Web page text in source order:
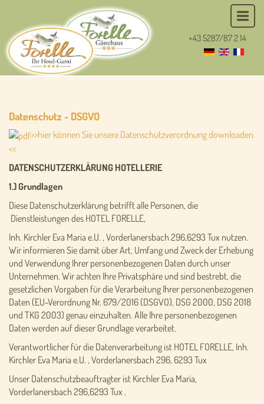
+43 5287/87 2 14
Datenschutz - DSGVO
>>hier können Sie unsere Datenschutzverordnung downloaden.
<<
DATENSCHUTZERKLÄRUNG HOTELLERIE
1.) Grundlagen
Diese Datenschutzerklärung betrifft alle Personen, die
Dienstleistungen des HOTEL FORELLE,
Inh. Kirchler Eva Maria e.U. , Vorderlanersbach 296,6293 Tux nutzen.
Wir informieren Sie damit über Art, Umfang und Zweck der Erhebung
und Verwendung Ihrer personenbezogenen Daten durch unser
Unternehmen. Wir achten Ihre Privatsphäre und sind bestrebt, die
gesetzlichen Vorgaben für die Verarbeitung Ihrer personenbezogenen
Daten (EU-Verordnung Nr. 679/2016 (DSGVO), DSG 2000, DSG 2018
und TKG 2003) genau einzuhalten. Alle Ihre personenbezogenen
Daten werden auf dieser Grundlage verarbeitet.
Verantwortlicher für die Datenverarbeitung ist HOTEL FORELLE, Inh.
Kirchler Eva Maria e.U. , Vorderlanersbach 296, 6293 Tux
Unser Datenschutzbeauftragter ist Kirchler Eva Maria,
Vorderlanersbach 296,6293 Tux .